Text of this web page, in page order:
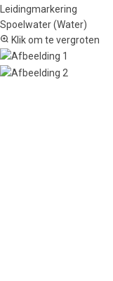
Klik om te vergroten